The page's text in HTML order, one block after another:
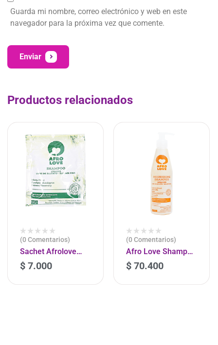
Guarda mi nombre, correo electrónico y web en este
navegador para la próxima vez que comente.
Enviar
Productos relacionados
(0 Comentarios)
Sachet Afrolove
Detox 30g
$ 7.000
-
(0 Comentarios)
Afro Love Shampoo
Nourishing 290ml
$ 70.400
-